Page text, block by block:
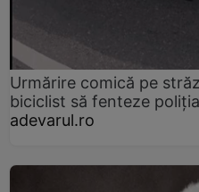
Urmărire comică pe
biciclist să fenteze
adevarul.ro